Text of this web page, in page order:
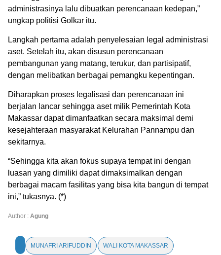
administrasinya lalu dibuatkan perencanaan kedepan,”
ungkap politisi Golkar itu.
Langkah pertama adalah penyelesaian legal administrasi
aset. Setelah itu, akan disusun perencanaan
pembangunan yang matang, terukur, dan partisipatif,
dengan melibatkan berbagai pemangku kepentingan.
Diharapkan proses legalisasi dan perencanaan ini
berjalan lancar sehingga aset milik Pemerintah Kota
Makassar dapat dimanfaatkan secara maksimal demi
kesejahteraan masyarakat Kelurahan Pannampu dan
sekitarnya.
“Sehingga kita akan fokus supaya tempat ini dengan
luasan yang dimiliki dapat dimaksimalkan dengan
berbagai macam fasilitas yang bisa kita bangun di tempat
ini,” tukasnya. (*)
Author : Agung
MUNAFRI ARIFUDDIN WALI KOTA MAKASSAR